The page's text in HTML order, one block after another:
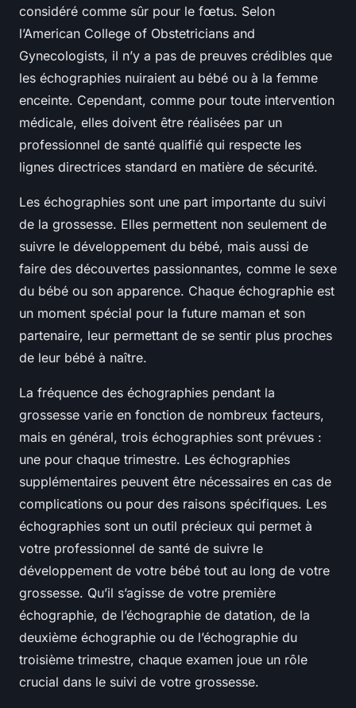
considéré comme sûr pour le fœtus. Selon
l’American College of Obstetricians and
Gynecologists, il n’y a pas de preuves crédibles que
les échographies nuiraient au bébé ou à la femme
enceinte. Cependant, comme pour toute intervention
médicale, elles doivent être réalisées par un
professionnel de santé qualifié qui respecte les
lignes directrices standard en matière de sécurité.
Les échographies sont une part importante du suivi
de la grossesse. Elles permettent non seulement de
suivre le développement du bébé, mais aussi de
faire des découvertes passionnantes, comme le sexe
du bébé ou son apparence. Chaque échographie est
un moment spécial pour la future maman et son
partenaire, leur permettant de se sentir plus proches
de leur bébé à naître.
La fréquence des échographies pendant la
grossesse varie en fonction de nombreux facteurs,
mais en général, trois échographies sont prévues :
une pour chaque trimestre. Les échographies
supplémentaires peuvent être nécessaires en cas de
complications ou pour des raisons spécifiques. Les
échographies sont un outil précieux qui permet à
votre professionnel de santé de suivre le
développement de votre bébé tout au long de votre
grossesse. Qu’il s’agisse de votre première
échographie, de l’échographie de datation, de la
deuxième échographie ou de l’échographie du
troisième trimestre, chaque examen joue un rôle
crucial dans le suivi de votre grossesse.